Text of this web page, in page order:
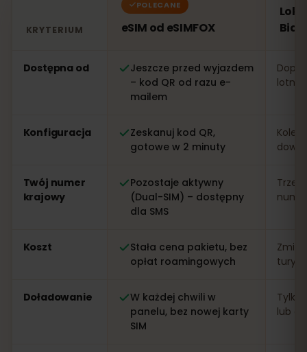
KRYTERIUM
POLECANE
eSIM od eSIMFOX
Dostępna od
Jeszcze przed wyjazdem
– kod QR od razu e-
mailem
Konfiguracja
Zeskanuj kod QR,
gotowe w 2 minuty
Twój numer
krajowy
Pozostaje aktywny
(Dual-SIM) – dostępny
dla SMS
Koszt
Stała cena pakietu, bez
opłat roamingowych
Doładowanie
W każdej chwili w
panelu, bez nowej karty
SIM
Tylko
lub